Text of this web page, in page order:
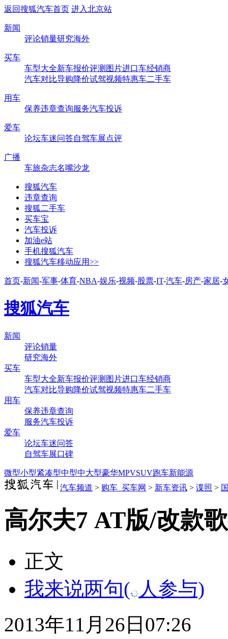
返回搜狐汽车首页 进入北京站
新闻
评论销量研究海外
买车
车型大全新车报价评测 图片进口车经销商
汽车对比导购降价试驾视频特惠车二手车
用车
保养违章查询服务汽车投诉
爱车
论坛车迷问答自驾车展点评
广播
车旅杂志名嘴沙龙
搜狐汽车
违章查询
搜狐二手车
买车宝
汽车投诉
加油e站
手机搜狐汽车
搜狐汽车移动应用>>
首页-新闻-军事-体育-NBA-娱乐-视频-股票-IT-汽车-房产-家居-
搜狐汽车
新闻
评论销量
研究海外
买车
车型大全新车报价评测 图片进口车经销商
汽车对比导购降价试驾视频特惠车二手车
用车
保养违章查询
服务汽车投诉
爱车
论坛车迷问答
自驾车展口碑
微型小型紧凑型中型中大型豪华MPVSUV跑车新能源
汽车频道 > 购车_买车网 > 新车资讯 > 谍照 >
高尔夫7 AT版/改款
正文
我来说两句( 人参与)
2013年11月26日07:26